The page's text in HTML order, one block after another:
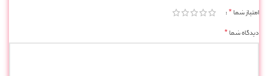
امتیاز شما*
دیدگاه شما*